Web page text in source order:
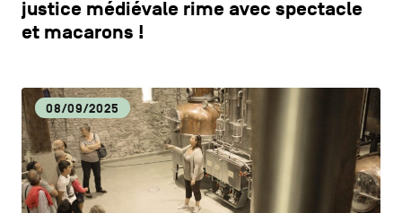
justice médiévale rime avec spectacle
et macarons !
08/09/2025